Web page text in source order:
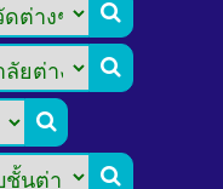



